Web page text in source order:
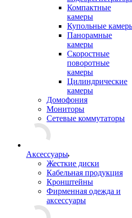
Компактные
камеры
Купольные
Панорамные
камеры
Скоростные
поворотные
камеры
Цилиндрические
камеры
Домофония
Мониторы
Сетевые коммутаторы
Аксессуары
Жесткие диски
Кабельная продукция
Кронштейны
Фирменная одежда и
аксессуары